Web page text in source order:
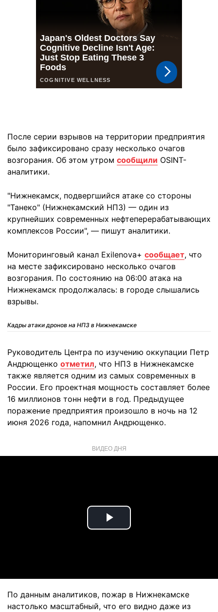
После серии взрывов на территории предприятия
было зафиксировано сразу несколько очагов
возгорания. Об этом утром сообщили OSINT-
аналитики.
"Нижнекамск, подвергшийся атаке со стороны
"Танеко" (Нижнекамский НПЗ) — один из
крупнейших современных нефтеперерабатывающих
комплексов России", — пишут аналитики.
Мониторинговый канал Exilenova+ сообщает, что
на месте зафиксировано несколько очагов
возгорания. По состоянию на 06:00 атака на
Нижнекамск продолжалась: в городе слышались
взрывы.
Кадры атаки дронов на НПЗ в Нижнекамске
Руководитель Центра по изучению оккупации Петр
Андрющенко отметил, что НПЗ в Нижнекамске
также является одним из самых современных в
России. Его проектная мощность составляет более
16 миллионов тонн нефти в год. Предыдущее
поражение предприятия произошло в ночь на 12
июня 2026 года, напомнил Андрющенко.
ВИДЕО ДНЯ
Play
По данным аналитиков, пожар в Нижнекамске
настолько масштабный, что его видно даже из